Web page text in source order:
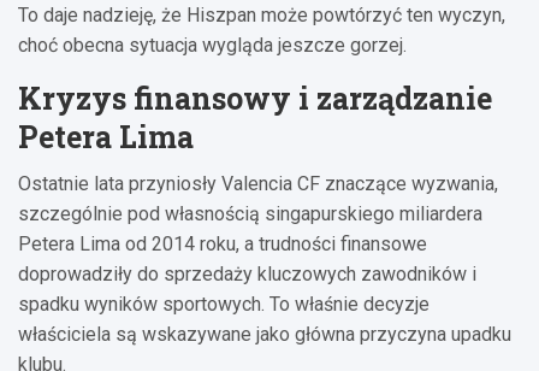
To daje nadzieję, że Hiszpan może powtórzyć ten wyczyn,
choć obecna sytuacja wygląda jeszcze gorzej.
Kryzys finansowy i zarządzanie
Petera Lima
Ostatnie lata przyniosły Valencia CF znaczące wyzwania,
szczególnie pod własnością singapurskiego miliardera
Petera Lima od 2014 roku, a trudności finansowe
doprowadziły do sprzedaży kluczowych zawodników i
spadku wyników sportowych. To właśnie decyzje
właściciela są wskazywane jako główna przyczyna upadku
klubu.